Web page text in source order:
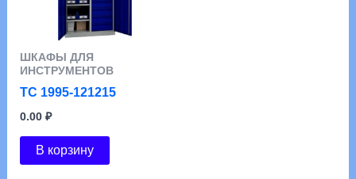
ШКАФЫ ДЛЯ
ИНСТРУМЕНТОВ
ТС 1995-121215
0.00 ₽
В корзину